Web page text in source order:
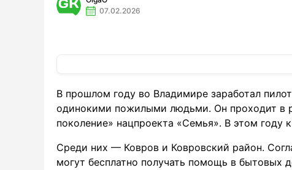
07.02.2026
В прошлом году во Владимире заработал
одинокими пожилыми людьми. Он проходит в
поколение» нацпроекта «Семья». В этом году
Среди них — Ковров и Ковровский район.
могут бесплатно получать помощь в